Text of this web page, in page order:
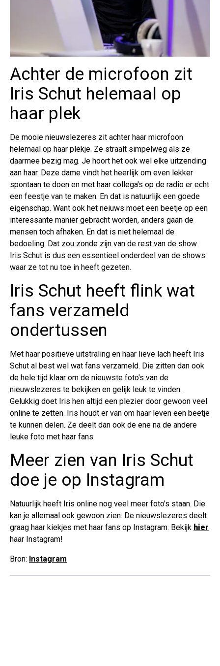
Achter de microfoon zit
Iris Schut helemaal op
haar plek
De mooie nieuwslezeres zit achter haar microfoon
helemaal op haar plekje. Ze straalt simpelweg als ze
daarmee bezig mag. Je hoort het ook wel elke uitzending
aan haar. Deze dame vindt het heerlijk om even lekker
spontaan te doen en met haar collega's op de radio er echt
een feestje van te maken. En dat is natuurlijk een goede
eigenschap. Want ook het neiuws moet een beetje op een
interessante manier gebracht worden, anders gaan de
mensen toch afhaken. En dat is niet helemaal de
bedoeling. Dat zou zonde zijn van de rest van de show.
Iris Schut is dus een essentieel onderdeel van de shows
waar ze tot nu toe in heeft gezeten.
Iris Schut heeft flink wat
fans verzameld
ondertussen
Met haar positieve uitstraling en haar lieve lach heeft Iris
Schut al best wel wat fans verzameld. Die zitten dan ook
de hele tijd klaar om de nieuwste foto's van de
nieuwslezeres te bekijken en gelijk leuk te vinden.
Gelukkig doet Iris hen altijd een plezier door gewoon veel
online te zetten. Iris houdt er van om haar leven een beetje
te kunnen delen. Ze deelt dan ook de ene na de andere
leuke foto met haar fans.
Meer zien van Iris Schut
doe je op Instagram
Natuurlijk heeft Iris online nog veel meer foto's staan. Die
kan je allemaal ook gewoon zien. De nieuwslezeres deelt
graag haar kiekjes met haar fans op Instagram. Bekijk hier
haar Instagram!
Bron: Instagram